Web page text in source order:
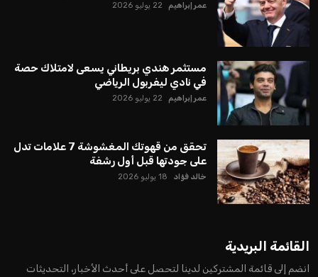
عمر إبراهيم 22 يوليو 2026
مستثمر هندي بريطاني يسعى لامتلاك حصة
في نادي ليفربول الرياضي
عمر إبراهيم 22 يوليو 2026
تحقق من قهوتك المغشوشة 7 علامات تدل
على جودتها قبل أول رشفة
خالد فؤاد 18 يوليو 2026
القائمة البريدية
انضم إلى قائمة المشتركين لدينا لتحصل على أحدث الأخبار، التحديثات